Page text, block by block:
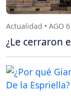
Actualidad • AGO
¿Le cerraron